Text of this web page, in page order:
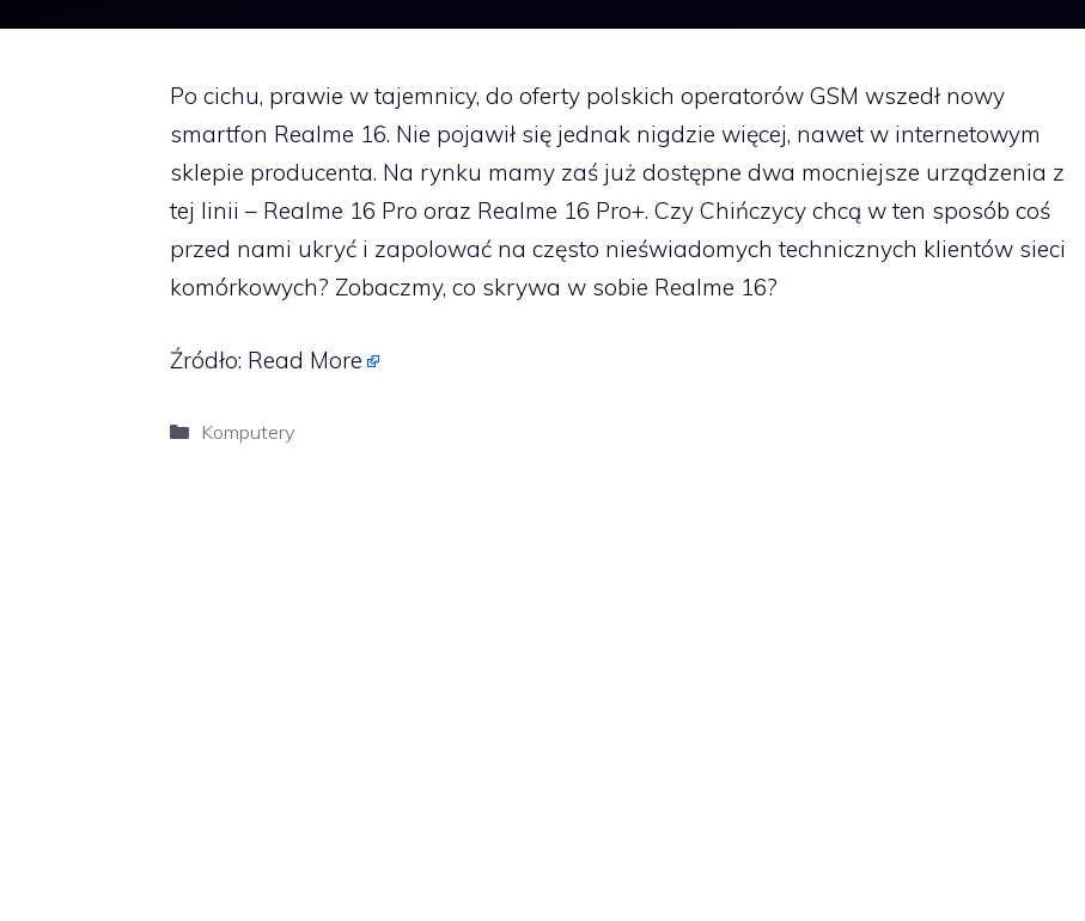
Po cichu, prawie w tajemnicy, do oferty polskich operatorów GSM wszedł nowy
smartfon Realme 16. Nie pojawił się jednak nigdzie więcej, nawet w internetowym
sklepie producenta. Na rynku mamy zaś już dostępne dwa mocniejsze urządzenia z
tej linii – Realme 16 Pro oraz Realme 16 Pro+. Czy Chińczycy chcą w ten sposób coś
przed nami ukryć i zapolować na często nieświadomych technicznych klientów sieci
komórkowych? Zobaczmy, co skrywa w sobie Realme 16?
Źródło: Read More
Kategorie
Komputery